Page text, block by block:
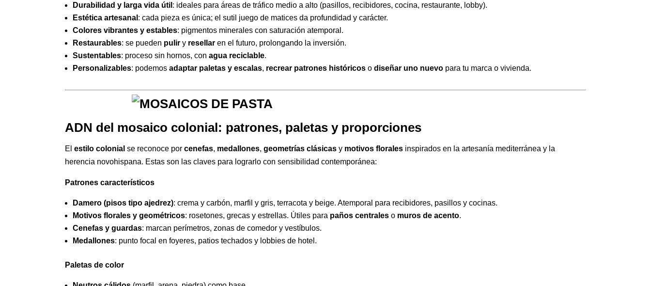
Durabilidad y larga vida útil : ideales para áreas de tráfico medio a alto (pasillos, recibidores, cocina, restaurante, lobby).
Estética artesanal : cada pieza es única; el sutil juego de matices da profundidad y carácter.
Colores vibrantes y estables: pigmentos minerales con saturación atemporal.
Restaurables: se pueden pulir y resellar en el futuro, prolongando la inversión.
Sustentables: proceso sin hornos, conagua reciclable.
Personalizables: podemosadaptar paletas y escalas, recrear patrones históricos odiseñar uno nuevo para tu marca o vivienda.
ADN del mosaico colonial: patrones, paletas y proporciones
Elestilo colonial se reconoce porcenefas, medallones,geometrías clásicas y motivos florales inspirados en la artesanía mediterránea y la
herencia novohispana. Estas son las claves para lograrlo con sensibilidad contemporánea:
Patrones característicos
Damero (pisos tipo ajedrez): crema y carbón, marfil y gris, terracota y beige. Atemporal para recibidores, pasillos y cocinas.
Motivos florales y geométricos: rosetones, grecas y estrellas. Útiles para paños centrales o muros de acento.
Cenefas y guardas: marcan perímetros, zonas de comedor y vestíbulos.
Medallones: punto focal en foyeres, patios techados y lobbies de hotel.
Paletas de color